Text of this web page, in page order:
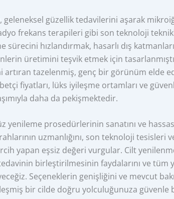
geleneksel güzellik tedavilerini aşarak
frekans terapileri gibi son teknoloji
hızlandırmak, hasarlı dış
üretimini teşvik etmek için
tazelenmiş, genç bir görünüm elde
fiyatları, lüks iyileşme ortamları ve
daha da pekişmektedir.
yenileme prosedürlerinin sanatını ve
uzmanlığını, son teknoloji tesisleri
yapan eşsiz değeri vurgular. Cilt
birleştirilmesinin faydalarını ve tüm
Seçeneklerin genişliğini ve mevcut
bir cilde doğru yolculuğunuza güvenle